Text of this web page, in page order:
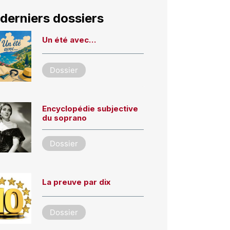
dossiers
Un été avec…
Dossier
Encyclopédie subjective
du soprano
Dossier
La preuve par dix
Dossier